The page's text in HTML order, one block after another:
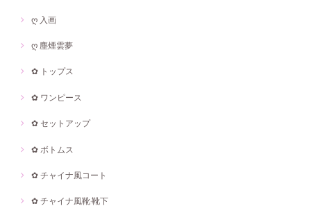
ღ 入画
ღ 塵煙雲夢
✿ トップス
✿ ワンピース
✿ セットアップ
✿ ボトムス
✿ チャイナ風コート
✿ チャイナ風靴·靴下